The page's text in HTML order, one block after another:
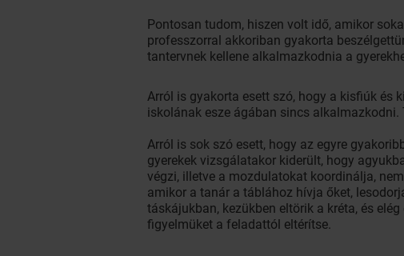
Pontosan tudom, hiszen volt idő, amikor
professzorral akkoriban gyakorta
tantervnek kellene alkalmazkodnia a
Arról is gyakorta esett szó, hogy a kisfiúk és
iskolának esze ágában sincs alkalmazkodni.
Arról is sok szó esett, hogy az egyre
gyerekek vizsgálatakor kiderült, hogy
végzi, illetve a mozdulatokat koordinálja,
amikor a tanár a táblához hívja őket,
táskájukban, kezükben eltörik a kréta, és
figyelmüket a feladattól eltérítse.